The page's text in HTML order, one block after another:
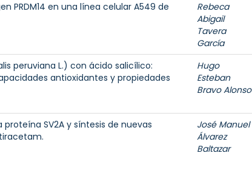
PRDM14 en una línea celular A549 de
Rebeca
Abigail
Tavera
García
peruviana L.) con ácido salicílico:
antioxidantes y propiedades
Hugo
Esteban
Bravo Alonso
SV2A y síntesis de nuevas
José Manuel
Álvarez
Baltazar